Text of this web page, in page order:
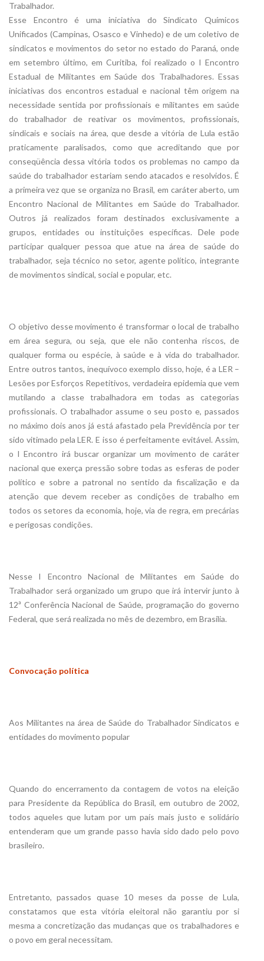
Trabalhador.
Esse Encontro é uma iniciativa do Sindicato Químicos
Unificados (Campinas, Osasco e Vinhedo) e de um coletivo de
sindicatos e movimentos do setor no estado do Paraná, onde
em setembro último, em Curitiba, foi realizado o I Encontro
Estadual de Militantes em Saúde dos Trabalhadores. Essas
iniciativas dos encontros estadual e nacional têm origem na
necessidade sentida por profissionais e militantes em saúde
do trabalhador de reativar os movimentos, profissionais,
sindicais e sociais na área, que desde a vitória de Lula estão
praticamente paralisados, como que acreditando que por
conseqüência dessa vitória todos os problemas no campo da
saúde do trabalhador estariam sendo atacados e resolvidos. É
a primeira vez que se organiza no Brasil, em caráter aberto, um
Encontro Nacional de Militantes em Saúde do Trabalhador.
Outros já realizados foram destinados exclusivamente a
grupos, entidades ou instituições específicas. Dele pode
participar qualquer pessoa que atue na área de saúde do
trabalhador, seja técnico no setor, agente político, integrante
de movimentos sindical, social e popular, etc.
O objetivo desse movimento é transformar o local de trabalho
em área segura, ou seja, que ele não contenha riscos, de
qualquer forma ou espécie, à saúde e à vida do trabalhador.
Entre outros tantos, inequívoco exemplo disso, hoje, é a LER –
Lesões por Esforços Repetitivos, verdadeira epidemia que vem
mutilando a classe trabalhadora em todas as categorias
profissionais. O trabalhador assume o seu posto e, passados
no máximo dois anos já está afastado pela Previdência por ter
sido vitimado pela LER. E isso é perfeitamente evitável. Assim,
o I Encontro irá buscar organizar um movimento de caráter
nacional que exerça pressão sobre todas as esferas de poder
político e sobre a patronal no sentido da fiscalização e da
atenção que devem receber as condições de trabalho em
todos os setores da economia, hoje, via de regra, em precárias
e perigosas condições.
Nesse I Encontro Nacional de Militantes em Saúde do
Trabalhador será organizado um grupo que irá intervir junto à
12ª Conferência Nacional de Saúde, programação do governo
Federal, que será realizada no mês de dezembro, em Brasília.
Convocação política
Aos Militantes na área de Saúde do Trabalhador Sindicatos e
entidades do movimento popular
Quando do encerramento da contagem de votos na eleição
para Presidente da República do Brasil, em outubro de 2002,
todos aqueles que lutam por um país mais justo e solidário
entenderam que um grande passo havia sido dado pelo povo
brasileiro.
Entretanto, passados quase 10 meses da posse de Lula,
constatamos que esta vitória eleitoral não garantiu por si
mesma a concretização das mudanças que os trabalhadores e
o povo em geral necessitam.